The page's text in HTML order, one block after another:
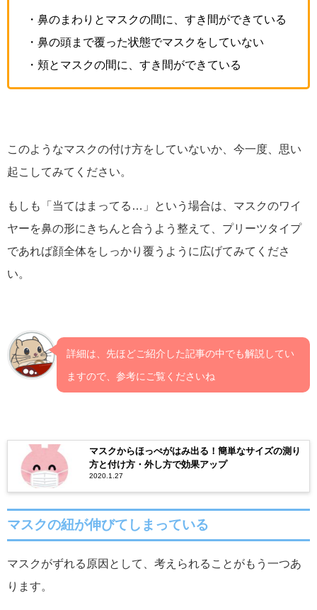
・鼻のまわりとマスクの間に、すき間ができている
・鼻の頭まで覆った状態でマスクをしていない
・頬とマスクの間に、すき間ができている
このようなマスクの付け方をしていないか、今一度、思い
起こしてみてください。
もしも「当てはまってる…」という場合は、マスクのワイ
ヤーを鼻の形にきちんと合うよう整えて、プリーツタイプ
であれば顔全体をしっかり覆うように広げてみてくださ
い。
詳細は、先ほどご紹介した記事の中でも解説してい
ますので、参考にご覧くださいね
マスクからほっぺがはみ出る！簡単なサイズの測り
方と付け方・外し方で効果アップ
2020.1.27
マスクの紐が伸びてしまっている
マスクがずれる原因として、考えられることがもう一つあ
ります。